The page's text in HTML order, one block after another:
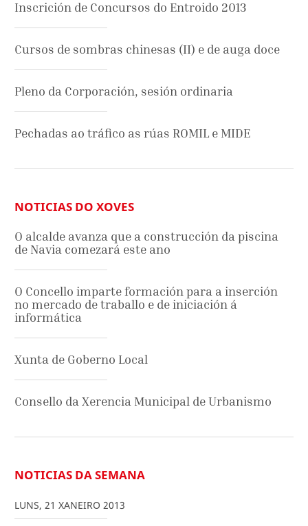
Inscrición de Concursos do Entroido 2013
Cursos de sombras chinesas (II) e de auga doce
Pleno da Corporación, sesión ordinaria
Pechadas ao tráfico as rúas ROMIL e MIDE
NOTICIAS DO XOVES
O alcalde avanza que a construcción da piscina
de Navia comezará este ano
O Concello imparte formación para a inserción
no mercado de traballo e de iniciación á
informática
Xunta de Goberno Local
Consello da Xerencia Municipal de Urbanismo
NOTICIAS DA SEMANA
LUNS, 21 XANEIRO 2013